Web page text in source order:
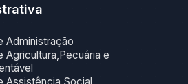
Administração
Agricultura,Pecuária e